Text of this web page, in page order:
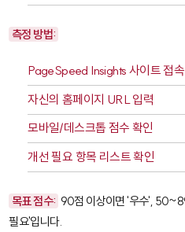
측정 방법:
PageSpeed Insights 사이트 접속
자신의 홈페이지 URL 입력
모바일/데스크톱 점수 확인
개선 필요 항목 리스트 확인
목표 점수: 90점 이상이면 '우수',
필요'입니다.